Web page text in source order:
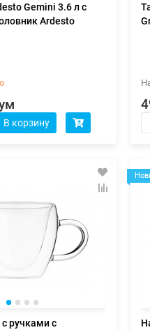
Gemini 3.6 л с
Ardesto
В корзину
ручками с